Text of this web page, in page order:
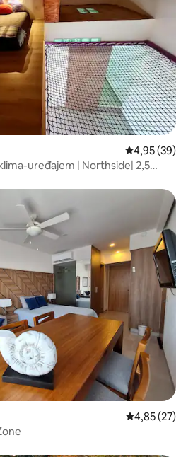
Prosječna
4,95 (39)
uređajem | Northside| 2,5
Prosječna
4,85 (27)